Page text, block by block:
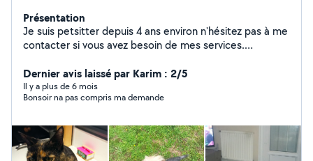
Présentation
Je suis petsitter depuis 4 ans environ n'hésitez pas à me
contacter si vous avez besoin de mes services.
Dernier avis laissé par Karim : 2/5
Il y a plus de 6 mois
Bonsoir na pas compris ma demande